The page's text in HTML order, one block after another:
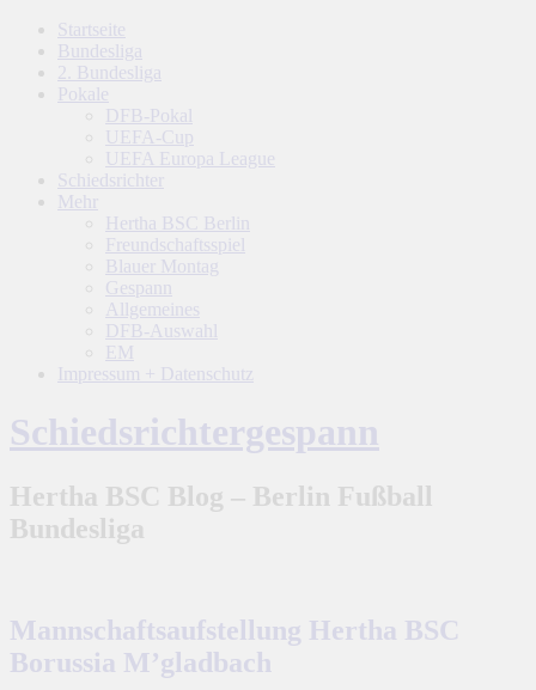
Startseite
Bundesliga
2. Bundesliga
Pokale
DFB-Pokal
UEFA-Cup
UEFA Europa League
Schiedsrichter
Mehr
Hertha BSC Berlin
Freundschaftsspiel
Blauer Montag
Gespann
Allgemeines
DFB-Auswahl
EM
Impressum + Datenschutz
Schiedsrichtergespann
Hertha BSC Blog – Berlin Fußball
Bundesliga
Mannschaftsaufstellung Hertha BSC
Borussia M’gladbach